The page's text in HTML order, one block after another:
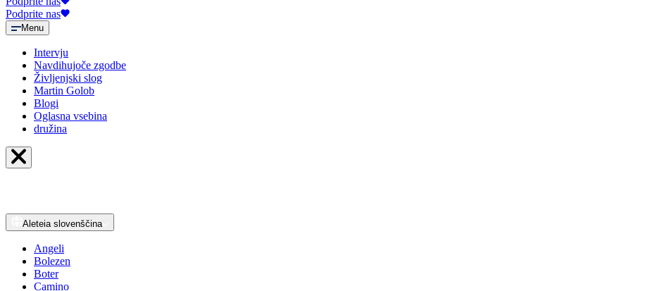
Podprite nas
Menu
Intervju
Navdihujoče zgodbe
Življenjski slog
Martin Golob
Blogi
Oglasna vsebina
družina
Aleteia slovenščina
Angeli
Bolezen
Boter
Camino